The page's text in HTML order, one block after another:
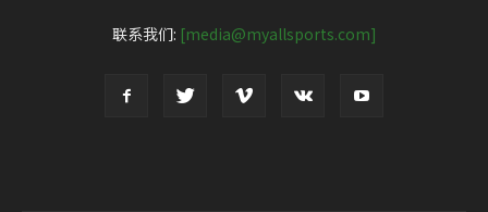
联系我们: [media@myallsports.com]